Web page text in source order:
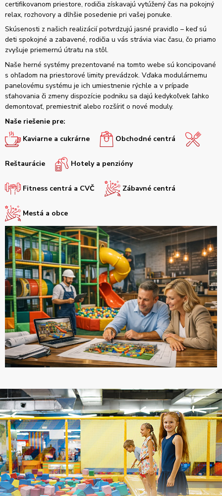
certifikovanom priestore, rodičia získavajú vytúžený čas na pokojný
relax, rozhovory a dlhšie posedenie pri vašej ponuke.
Skúsenosti z našich realizácií potvrdzujú jasné pravidlo – keď sú
deti spokojné a zabavené, rodičia u vás strávia viac času, čo priamo
zvyšuje priemernú útratu na stôl.
Naše herné systémy prezentované na tomto webe sú koncipované
s ohľadom na priestorové limity prevádzok. Vďaka modulárnemu
panelovému systému je ich umiestnenie rýchle a v prípade
sťahovania či zmeny dispozície podniku sa dajú kedykoľvek ľahko
demontovať, premiestniť alebo rozšíriť o nové moduly.
Naše riešenie pre:
Kaviarne a cukrárne
Obchodné centrá
Reštaurácie Hotely a penzióny
Fitness centrá a CVČ Zábavné centrá
Mestá a obce